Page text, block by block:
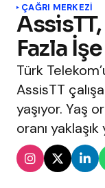
ÇAĞRI MERKEZI
Fazla
Türk
AssisTT
yaşıyor. Yaş
oranı